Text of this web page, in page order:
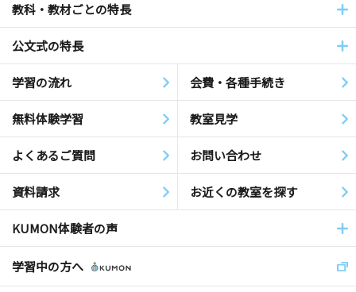
教科・教材ごとの特長
公文式の特長
学習の流れ 会費・各種手続き
無料体験学習 教室見学
よくあるご質問 お問い合わせ
資料請求 お近くの教室を探す
KUMON体験者の声
学習中の方へ